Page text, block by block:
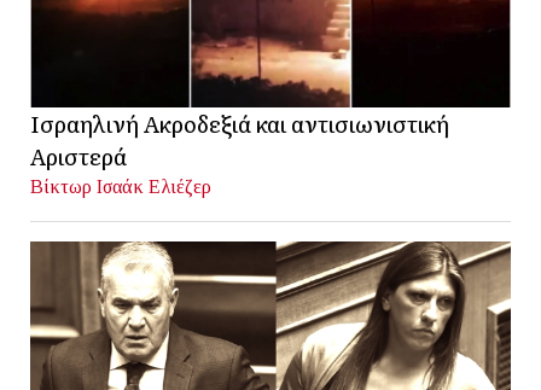
Ισραηλινή Ακροδεξιά και αντισιωνιστική
Αριστερά
Βίκτωρ Ισαάκ Ελιέζερ